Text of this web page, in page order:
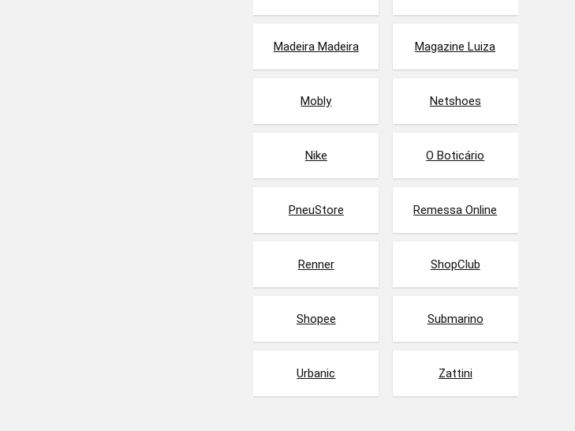
Madeira Madeira Magazine Luiza
Mobly Netshoes
Nike O Boticário
PneuStore Remessa Online
Renner ShopClub
Shopee Submarino
Urbanic Zattini